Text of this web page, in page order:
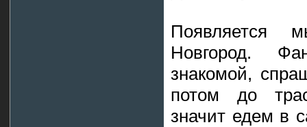
Появляется
Новгород.
знакомой,
потом до
значит едем в